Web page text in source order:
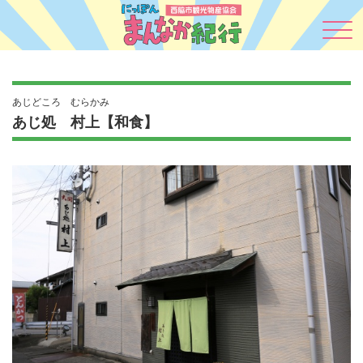
あじどころ むらかみ
あじ処 村上【和食】